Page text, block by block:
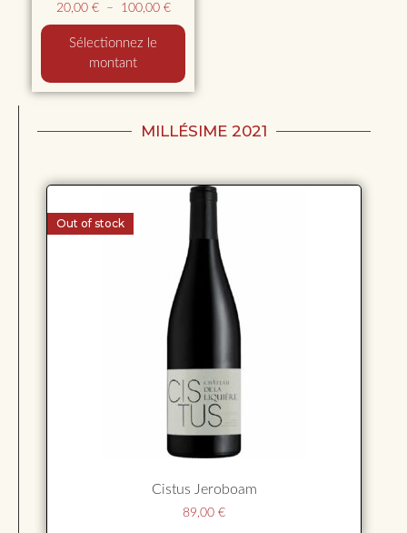
20,00 € – 100,00 €
Sélectionnez le
montant
MILLÉSIME 2021
Out of stock
Cistus Jeroboam
89,00 €